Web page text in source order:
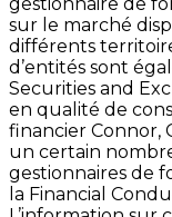
sur le marché
différents
d’entités sont
Securities and
en qualité de
financier Connor,
un certain
gestionnaires de
la Financial